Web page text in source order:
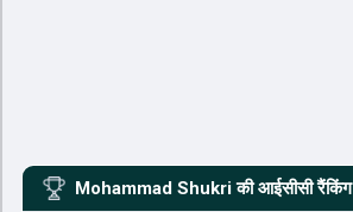
Mohammad Shukri की आईसीसी रैंकिंग